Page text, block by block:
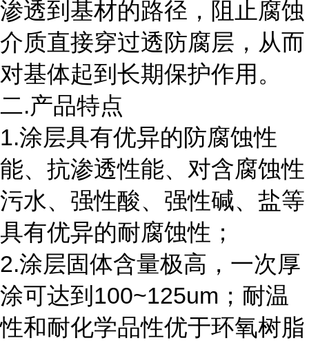
渗透到基材的路径，阻止腐蚀
介质直接穿过透防腐层，从而
对基体起到长期保护作用。
二.产品特点
1.涂层具有优异的防腐蚀性
能、抗渗透性能、对含腐蚀性
污水、强性酸、强性碱、盐等
具有优异的耐腐蚀性；
2.涂层固体含量极高，一次厚
涂可达到100~125um；耐温
性和耐化学品性优于环氧树脂